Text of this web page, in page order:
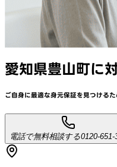
愛知県豊山町に
ご自身に最適な身元保証を見つけるた
電話で無料相談する0120-651-